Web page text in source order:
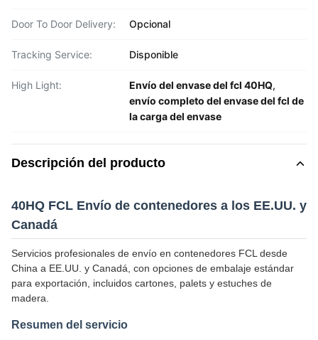
Door To Door Delivery: Opcional
Tracking Service: Disponible
High Light: Envío del envase del fcl 40HQ,
envío completo del envase del fcl de
la carga del envase
Descripción del producto
40HQ FCL Envío de contenedores a los EE.UU. y
Canadá
Servicios profesionales de envío en contenedores FCL desde
China a EE.UU. y Canadá, con opciones de embalaje estándar
para exportación, incluidos cartones, palets y estuches de
madera.
Resumen del servicio